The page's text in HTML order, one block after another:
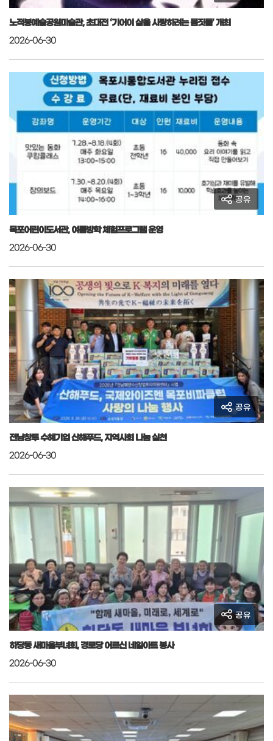
노적봉예술공원미술관, 초대전 ‘기어이 삶을 사랑하려는 몸짓들’ 개최
2026-06-30
공유
목포어린이도서관, 여름방학 체험프로그램 운영
2026-06-30
공유
전남창투 수혜기업 산해푸드, 지역사회 나눔 실천
2026-06-30
공유
하당동 새마을부녀회, 경로당 어르신 네일아트 봉사
2026-06-30